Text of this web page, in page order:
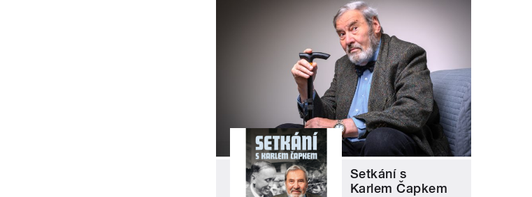
Setkání s
Karlem Čapkem